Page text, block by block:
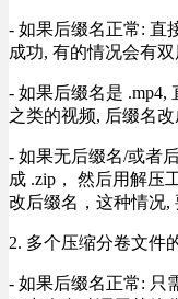
- 如果后缀名正常: 直
成功, 有的情况会有
- 如果后缀名是 .mp4,
之类的视频, 后缀名
- 如果无后缀名/或者
成 .zip， 然后用解压
改后缀名，这种情况,
2. 多个压缩分卷文件
- 如果后缀名正常: 只